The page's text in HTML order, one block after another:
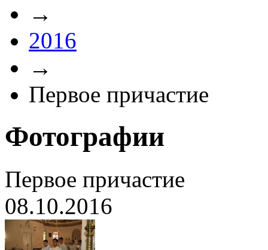
→
2016
→
Первое причастие
Фотографии
Первое причастие
08.10.2016